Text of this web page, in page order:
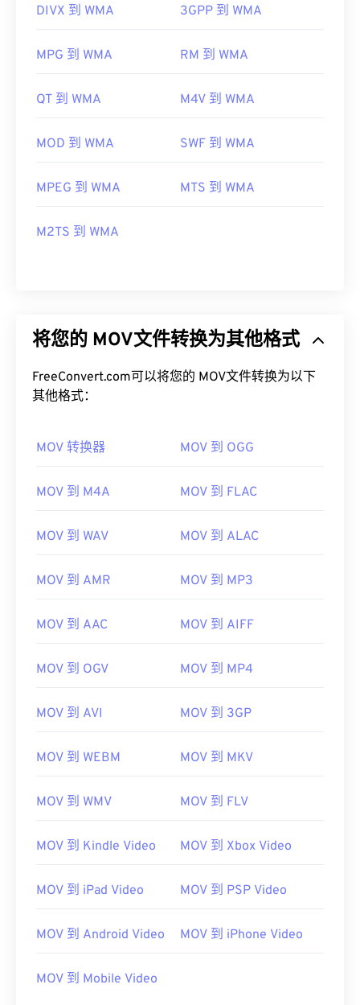
DIVX 到 WMA 3GPP 到 WMA
MPG 到 WMA RM 到 WMA
QT 到 WMA M4V 到 WMA
MOD 到 WMA SWF 到 WMA
MPEG 到 WMA MTS 到 WMA
M2TS 到 WMA
将您的 MOV文件转换为其他格式
FreeConvert.com可以将您的 MOV文件转换为以下
其他格式：
MOV 转换器 MOV 到 OGG
MOV 到 M4A MOV 到 FLAC
MOV 到 WAV MOV 到 ALAC
MOV 到 AMR MOV 到 MP3
MOV 到 AAC MOV 到 AIFF
MOV 到 OGV MOV 到 MP4
MOV 到 AVI MOV 到 3GP
MOV 到 WEBM MOV 到 MKV
MOV 到 WMV MOV 到 FLV
MOV 到 Kindle Video MOV 到 Xbox Video
MOV 到 iPad Video MOV 到 PSP Video
MOV 到 Android Video MOV 到 iPhone Video
MOV 到 Mobile Video